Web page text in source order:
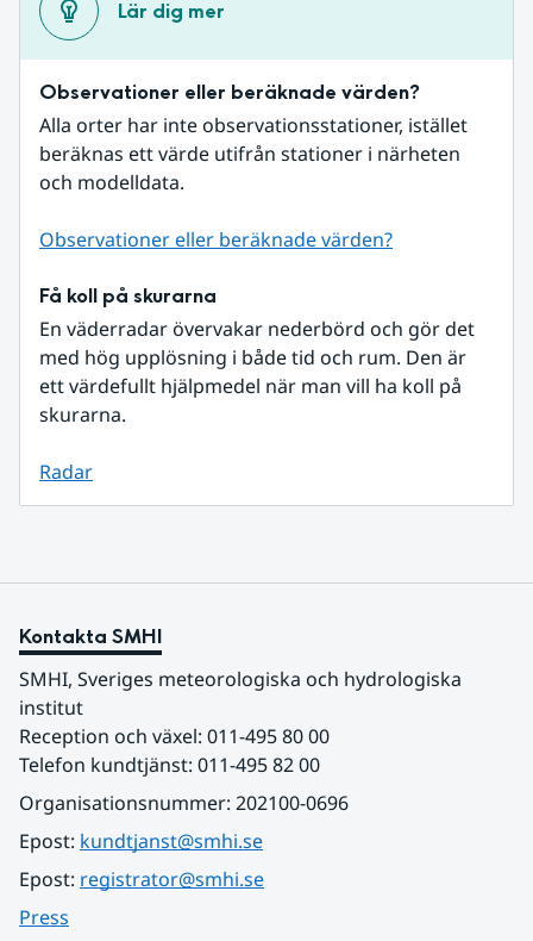
Lär dig mer
Observationer eller beräknade värden?
Alla orter har inte observationsstationer, istället
beräknas ett värde utifrån stationer i närheten
och modelldata.
Observationer eller beräknade värden?
Få koll på skurarna
En väderradar övervakar nederbörd och gör det
med hög upplösning i både tid och rum. Den är
ett värdefullt hjälpmedel när man vill ha koll på
skurarna.
Radar
Kontakta SMHI
SMHI, Sveriges meteorologiska och hydrologiska
institut
Reception och växel: 011-495 80 00
Telefon kundtjänst: 011-495 82 00
Organisationsnummer: 202100-0696
Epost: kundtjanst@smhi.se
Epost: registrator@smhi.se
Press